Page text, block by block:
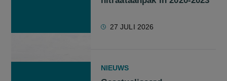
27 JULI 2026
NIEUWS